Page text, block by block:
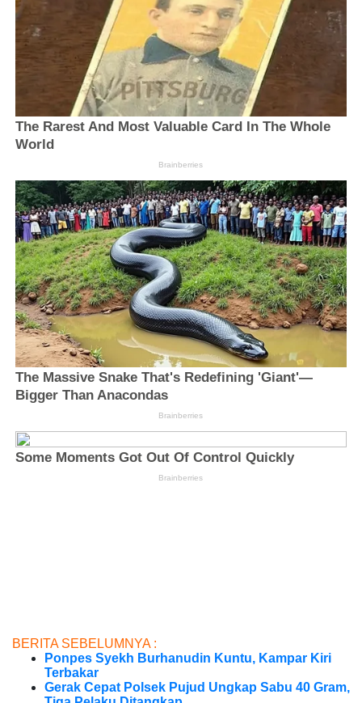
BERITA SEBELUMNYA :
Ponpes Syekh Burhanudin Kuntu, Kampar Kiri
Terbakar
Gerak Cepat Polsek Pujud Ungkap Sabu 40 Gram,